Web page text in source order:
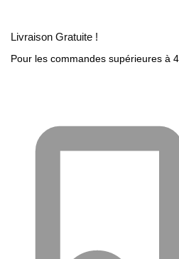
Livraison Gratuite !
Pour les commandes supérieures à